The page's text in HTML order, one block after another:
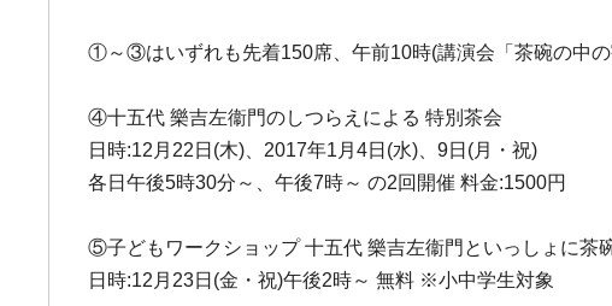
①～③はいずれも先着150席、午前10時(講演会「茶碗の中
④十五代 樂吉左衞門のしつらえによる 特別茶会
日時:12月22日(木)、2017年1月4日(水)、9日(月・祝)
各日午後5時30分～、午後7時～ の2回開催 料金:1500円
⑤子どもワークショップ 十五代 樂吉左衞門といっしょに茶
日時:12月23日(金・祝)午後2時～ 無料 ※小中学生対象